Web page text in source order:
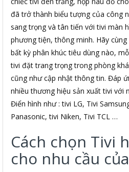
đã trở thành biểu tượng của công
sang trọng và tân tiến với tivi màn
phương tiện, thông minh. Hãy
bất kỳ phân khúc tiêu dùng nào,
tivi đặt trang trọng trong phòng
cũng như cập nhật thông tin. Đáp
nhiều thương hiệu sản xuất tivi với
Điển hình như : tivi LG, Tivi
Panasonic, tivi Niken, Tivi TCL …
Cách chọn Tivi
cho nhu cầu